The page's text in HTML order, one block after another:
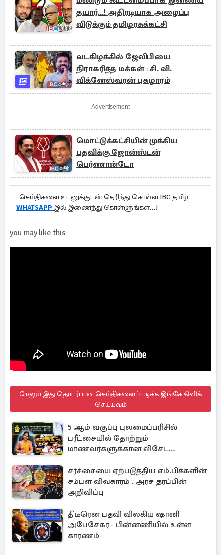
தயார்...! அதிரடியாக அழைப்பு
விடுக்கும் தமிழரசுக்கட்சி
வடகிழக்கில் ஜேவிபியை
நிராகரித்த மக்கள் : சி. வி.
விக்னேஸ்வரன் புகழாரம்
Advertisement
மொட்டுக்கட்சியின் முக்கிய
பதவிக்கு ஜோன்ஸ்டன்
பெர்ணான்டோ
செய்திகளை உடனுக்குடன் தெரிந்து கொள்ள IBC தமிழ்
WHATSAPP இல் இணைந்து கொள்ளுங்கள்...!
you may like this
மேலும் இது தொடர்பான செய்திகளைப் படிக்க இங்கே கிளிக்
செய்யவும்
5 ஆம் வகுப்பு புலமைப்பரிசில்
பரீட்சையில் தோற்றும்
மாணவர்களுக்கான விசேட
சர்ச்சையை ஏற்படுத்திய எம்.பிக்களின்
சம்பள விவகாரம் : அரச தரப்பின்
அறிவிப்பு
திடீரென பதவி விலகிய ஷானி
அபேசேகர - பின்னணியில் உள்ள
காரணம்